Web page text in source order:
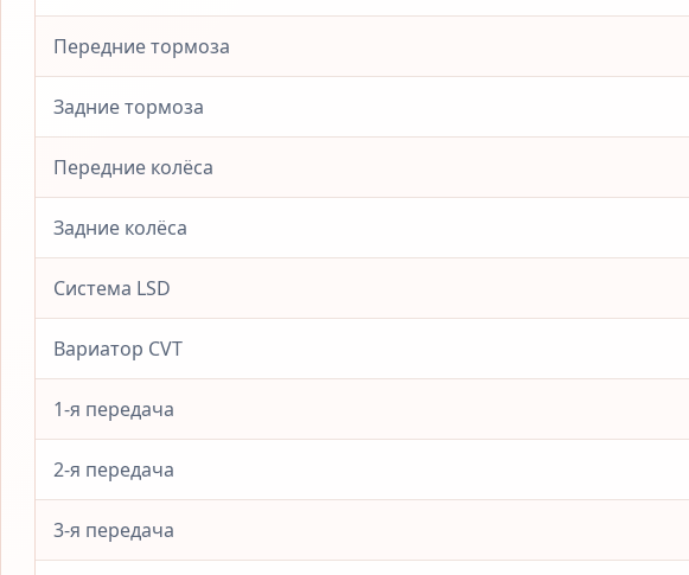
Передние тормоза
Задние тормоза
Передние колёса
Задние колёса
Система LSD
Вариатор CVT
1-я передача
2-я передача
3-я передача